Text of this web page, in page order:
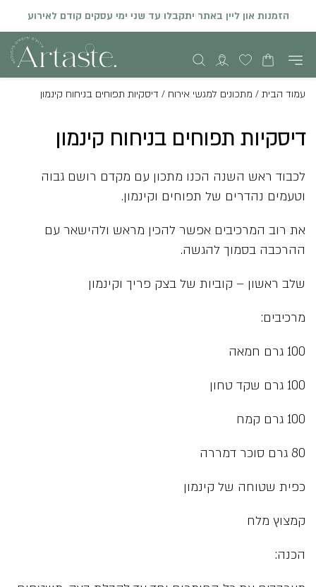
הזמנות און ליין באתר יתקבלו עד שני ימי עסקים קודם לאירוע
המחירים באתר כוללים מע"מ
עמוד הבית / מתכונים למגשי אירוח / דיסקיות תפוחים בניחוח קינמון
דיסקיות תפוחים בניחוח קינמון
לכבוד ראש השנה הכנו מתכון עם מקדם רושם גבוה
וטעמים נהדרים של תפוחים וקינמון.
את רוב המרכיבים אפשר להכין מראש ולהישאר עם
ההרכבה בסמוך להגשה.
שלב ראשון – קוביות של בצק פריך וקינמון
מרכיבים:
100 גרם חמאה
100 גרם שקד טחון
100 גרם קמח
80 גרם סוכר דמררה
כפית שטוחה של קינמון
קמצוץ מלח
הכנה: